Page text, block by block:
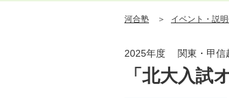
河合塾 イベント・説
「北大入試
2025年度 関東・甲信